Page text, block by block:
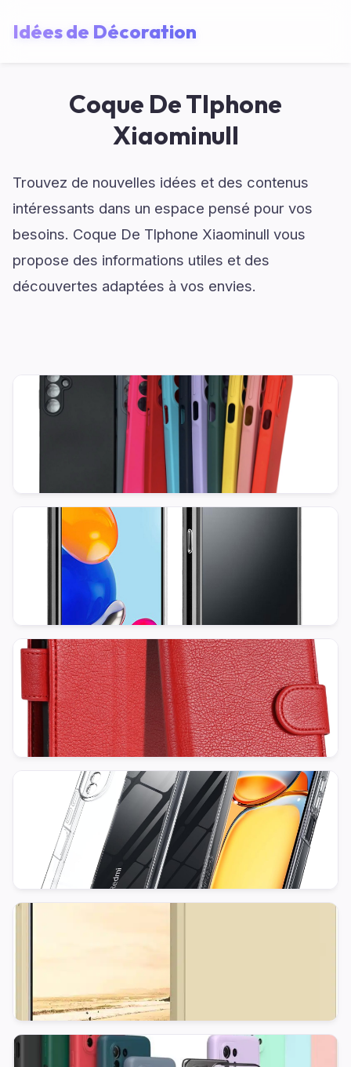
Idées de Décoration
Coque De Tlphone
Xiaominull
Trouvez de nouvelles idées et des contenus
intéressants dans un espace pensé pour vos
besoins. Coque De Tlphone Xiaominull vous
propose des informations utiles et des
découvertes adaptées à vos envies.